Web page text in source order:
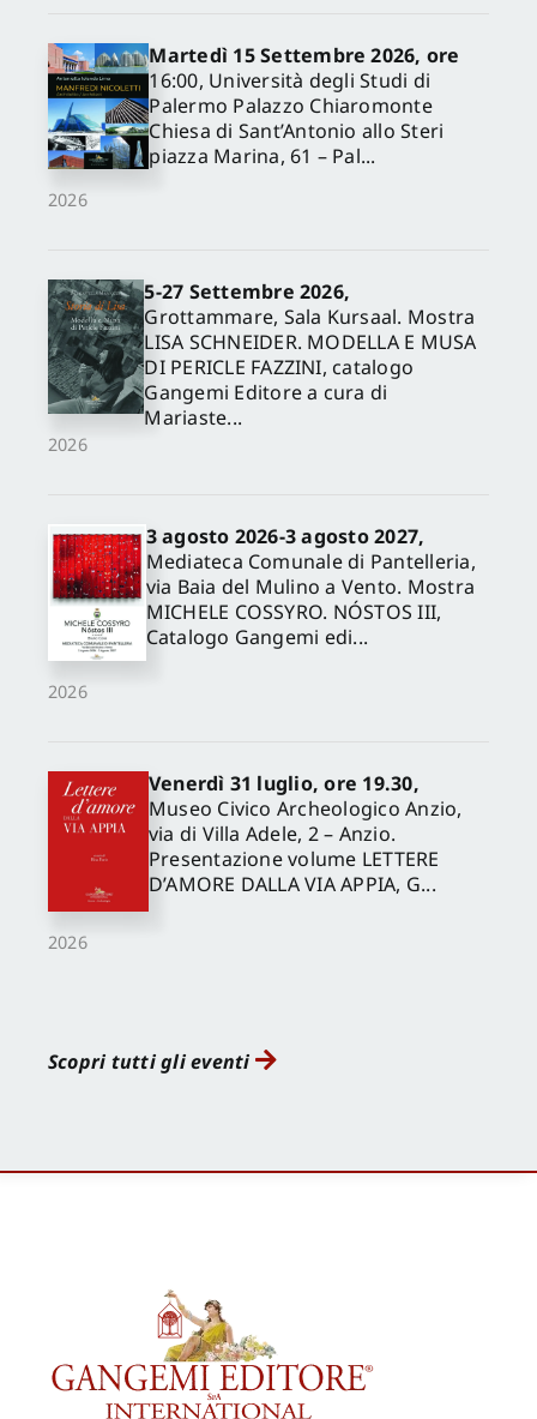
2026
Martedì 15 Settembre 2026, ore
16:00, Università degli Studi di
Palermo Palazzo Chiaromonte
Chiesa di Sant’Antonio allo Steri
piazza Marina, 61 – Pal...
2026
5-27 Settembre 2026,
Grottammare, Sala Kursaal. Mostra
LISA SCHNEIDER. MODELLA E MUSA
DI PERICLE FAZZINI, catalogo
Gangemi Editore a cura di
Mariaste...
2026
3 agosto 2026-3 agosto 2027,
Mediateca Comunale di Pantelleria,
via Baia del Mulino a Vento. Mostra
MICHELE COSSYRO. NÓSTOS III,
Catalogo Gangemi edi...
2026
Venerdì 31 luglio, ore 19.30,
Museo Civico Archeologico Anzio,
via di Villa Adele, 2 – Anzio.
Presentazione volume LETTERE
D’AMORE DALLA VIA APPIA, G...
Scopri tutti gli eventi